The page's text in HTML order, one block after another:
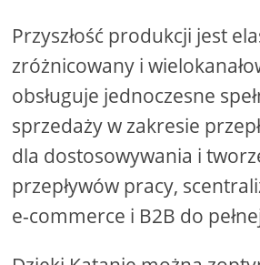
Przyszłość produkcji jest
zróżnicowany i
obsługuje jednoczesne
sprzedaży w zakresie
dla dostosowywania i
przepływów pracy,
e-commerce i B2B do